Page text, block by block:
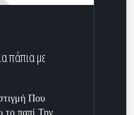
πάπια με
Που
το παπί Την